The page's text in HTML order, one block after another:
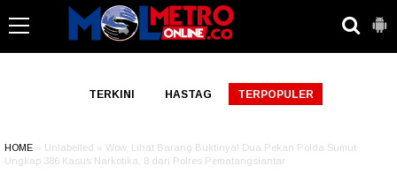
TERKINI HASTAG TERPOPULER
HOME » Unlabelled » Wow, Lihat Barang Buktinya! Dua Pekan Polda Sumut
Ungkap 386 Kasus Narkotika, 8 dari Polres Pematangsiantar